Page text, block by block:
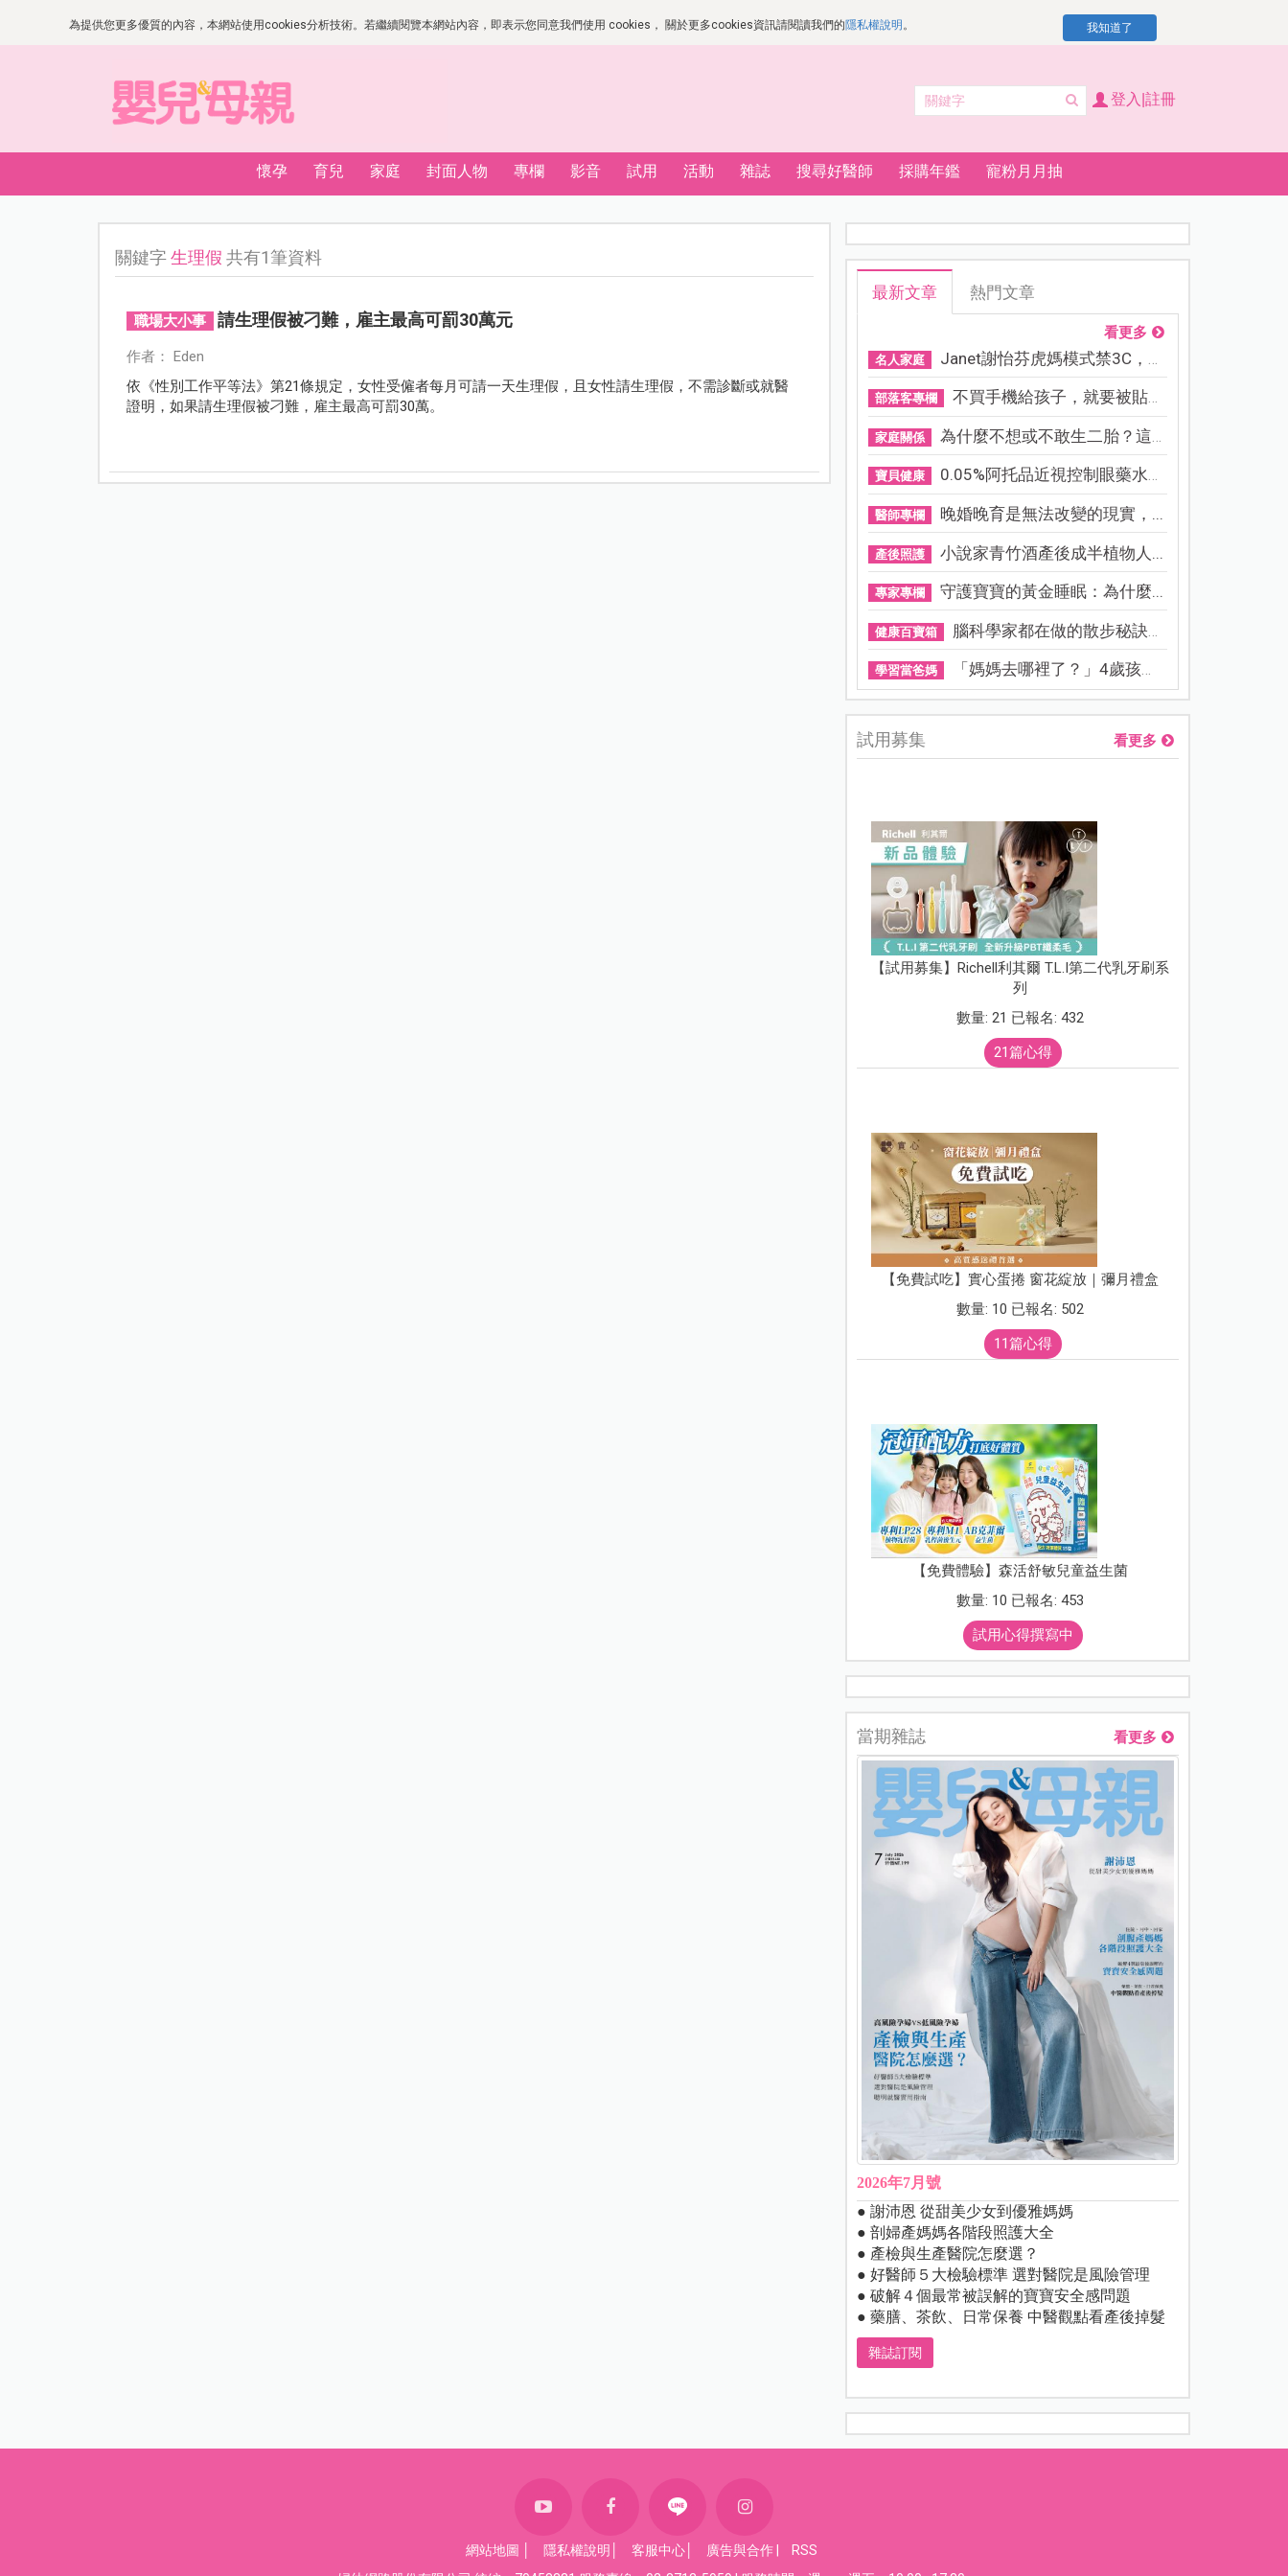
為提供您更多優質的內容，本網站使用cookies分析技術。若繼續閱覽本網站內容，即表示您同意我們使用 cookies， 關於更多cookies資訊請閱讀我們的隱私權說明 。 我知道了
登入|註冊
懷孕 育兒 家庭 封面人物 專欄 影音 試用 活動 雜誌 搜尋好醫師 採購年鑑 寵粉月月抽
關鍵字生理假 共有1筆資料
職場大小事 請生理假被刁難，雇主最高可罰30萬元
作者： Eden
依《性別工作平等法》第21條規定，女性受僱者每月可請一天生理假，且女性請生理假，不需診斷或就醫
證明，如果請生理假被刁難，雇主最高可罰30萬。
最新文章 熱門文章
看更多
名人家庭 Janet謝怡芬虎媽模式禁3C，看...
部落客專欄 不買手機給孩子，就要被貼「...
家庭關係 為什麼不想或不敢生二胎？這8...
寶貝健康 0.05%阿托品近視控制眼藥水納...
醫師專欄 晚婚晚育是無法改變的現實，...
產後照護 小說家青竹酒產後成半植物人...
專家專欄 守護寶寶的黃金睡眠：為什麼...
健康百寶箱 腦科學家都在做的散步秘訣！...
學習當爸媽 「媽媽去哪裡了？」4歲孩子還...
試用募集 看更多
【試用募集】Richell利其爾 T.L.I第二代乳牙刷系
列
數量: 21 已報名: 432
21篇心得
【免費試吃】實心蛋捲 窗花綻放｜彌月禮盒
數量: 10 已報名: 502
11篇心得
【免費體驗】森活舒敏兒童益生菌
數量: 10 已報名: 453
試用心得撰寫中
當期雜誌 看更多
2026年7月號
● 謝沛恩 從甜美少女到優雅媽媽
● 剖婦產媽媽各階段照護大全
● 產檢與生產醫院怎麼選？
● 好醫師５大檢驗標準 選對醫院是風險管理
● 破解４個最常被誤解的寶寶安全感問題
● 藥膳、茶飲、日常保養 中醫觀點看產後掉髮
雜誌訂閱
網站地圖 隱私權說明 客服中心 廣告與合作
RSS